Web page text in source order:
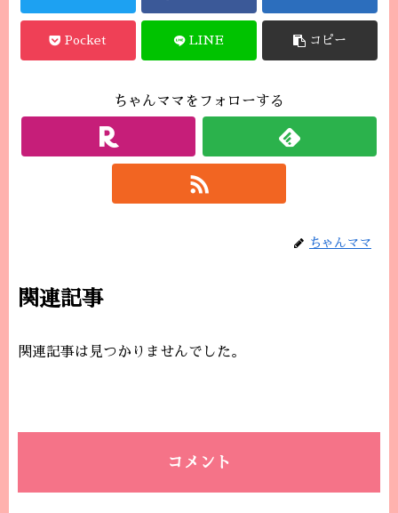
Pocket LINE コピー
ちゃんママをフォローする
ちゃんママ
関連記事
関連記事は見つかりませんでした。
コメント